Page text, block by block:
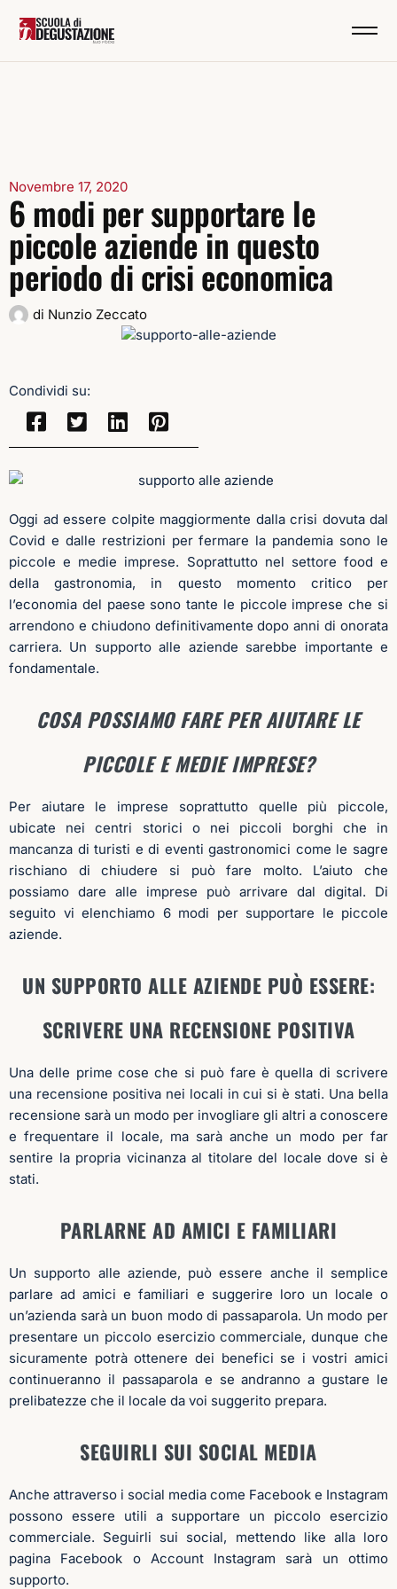
Novembre 17, 2020
6 modi per supportare le
piccole aziende in questo
periodo di crisi economica
di Nunzio Zeccato
Condividi su:
Oggi ad essere colpite maggiormente dalla crisi dovuta dal
Covid e dalle restrizioni per fermare la pandemia sono le
piccole e medie imprese. Soprattutto nel settore food e
della gastronomia, in questo momento critico per
l’economia del paese sono tante le piccole imprese che si
arrendono e chiudono definitivamente dopo anni di onorata
carriera. Un supporto alle aziende sarebbe importante e
fondamentale.
COSA POSSIAMO FARE PER AIUTARE LE
PICCOLE E MEDIE IMPRESE?
Per aiutare le imprese soprattutto quelle più piccole,
ubicate nei centri storici o nei piccoli borghi che in
mancanza di turisti e di eventi gastronomici come le sagre
rischiano di chiudere si può fare molto. L’aiuto che
possiamo dare alle imprese può arrivare dal digital. Di
seguito vi elenchiamo 6 modi per supportare le piccole
aziende.
UN SUPPORTO ALLE AZIENDE PUÒ ESSERE:
SCRIVERE UNA RECENSIONE POSITIVA
Una delle prime cose che si può fare è quella di scrivere
una recensione positiva nei locali in cui si è stati. Una bella
recensione sarà un modo per invogliare gli altri a conoscere
e frequentare il locale, ma sarà anche un modo per far
sentire la propria vicinanza al titolare del locale dove si è
stati.
PARLARNE AD AMICI E FAMILIARI
Un supporto alle aziende, può essere anche il semplice
parlare ad amici e familiari e suggerire loro un locale o
un’azienda sarà un buon modo di passaparola. Un modo per
presentare un piccolo esercizio commerciale, dunque che
sicuramente potrà ottenere dei benefici se i vostri amici
continueranno il passaparola e se andranno a gustare le
prelibatezze che il locale da voi suggerito prepara.
SEGUIRLI SUI SOCIAL MEDIA
Anche attraverso i social media come Facebook e Instagram
possono essere utili a supportare un piccolo esercizio
commerciale. Seguirli sui social, mettendo like alla loro
pagina Facebook o Account Instagram sarà un ottimo
supporto.